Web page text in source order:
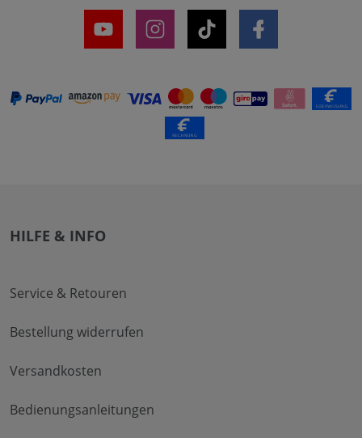
HILFE & INFO
Service & Retouren
Bestellung widerrufen
Versandkosten
Bedienungsanleitungen